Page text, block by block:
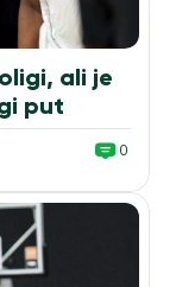
ali je
put
0